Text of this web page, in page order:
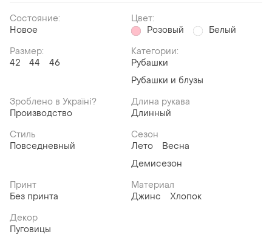
Состояние:
Новое
Цвет:
Розовый
Белый
Размер:
42
44 46
Категории:
Рубашки
Рубашки и блузы
Зроблено в Україні?
Производство
Длина рукава
Длинный
Стиль
Повседневный
Сезон
Лето
Весна
Демисезон
Принт
Без принта
Материал
Джинс
Хлопок
Декор
Пуговицы